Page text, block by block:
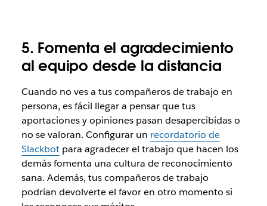
5. Fomenta el agradecimiento
al equipo desde la distancia
Cuando no ves a tus compañeros de trabajo en
persona, es fácil llegar a pensar que tus
aportaciones y opiniones pasan desapercibidas o
no se valoran. Configurar un recordatorio de
Slackbotpara agradecer el trabajo que hacen los
demás fomenta una cultura de reconocimiento
sana. Además, tus compañeros de trabajo
podrían devolverte el favor en otro momento si